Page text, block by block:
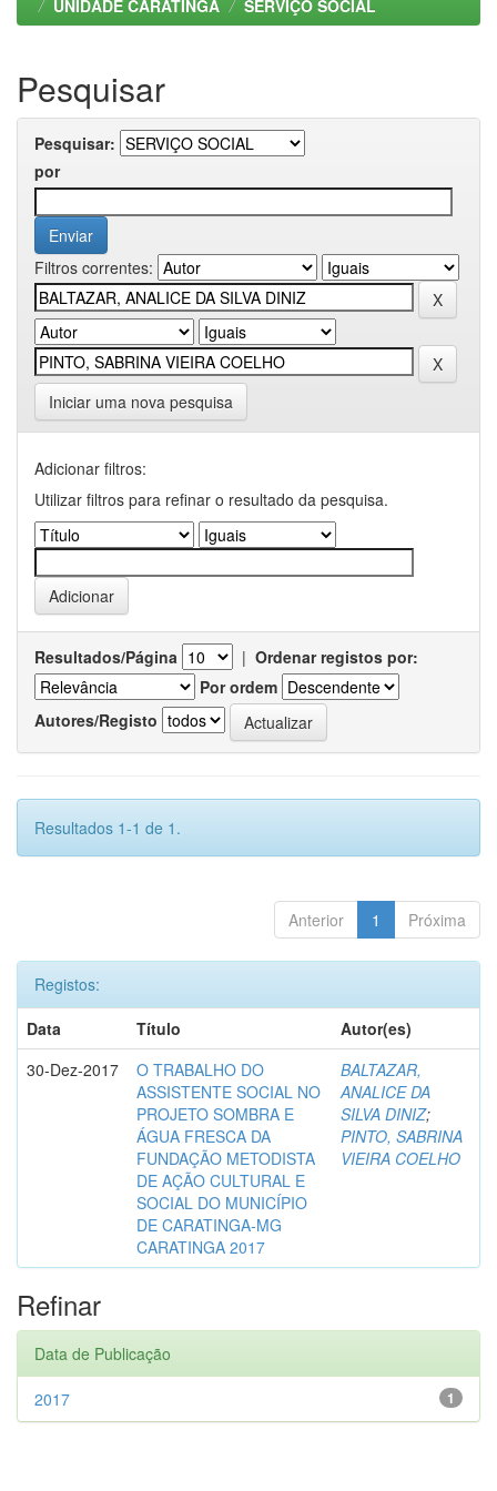
UNIDADE CARATINGA
SERVIÇO SOCIAL
Pesquisar
Pesquisar:
por
Filtros correntes:
Iniciar uma nova pesquisa
Adicionar filtros:
Utilizar filtros para refinar o resultado da pesquisa.
Resultados/Página | Ordenar registos por:
Por ordem
Autores/Registo
Resultados 1-1 de 1.
Anterior 1 Próxima
Registos:
Data
Título
Autor(es)
30-Dez-2017
O TRABALHO DO
ASSISTENTE SOCIAL NO
PROJETO SOMBRA E
ÁGUA FRESCA DA
FUNDAÇÃO METODISTA
DE AÇÃO CULTURAL E
SOCIAL DO MUNICÍPIO
DE CARATINGA-MG
CARATINGA 2017
BALTAZAR,
ANALICE DA
SILVA DINIZ;
PINTO, SABRINA
VIEIRA COELHO
Refinar
Data de Publicação
1
2017